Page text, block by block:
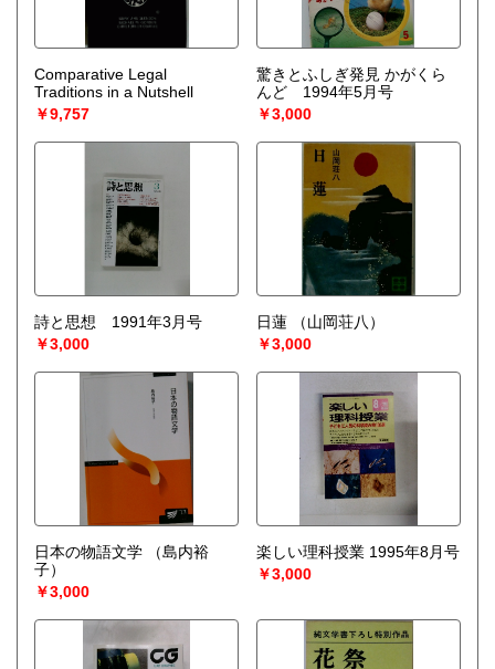
Comparative Legal
Traditions in a Nutshell
￥9,757
驚きとふしぎ発見 かがくら
んど 1994年5月号
￥3,000
詩と思想 1991年3月号
￥3,000
日蓮
（山岡荘八）
￥3,000
日本の物語文学
（島内裕
子）
￥3,000
楽しい理科授業 1995年8月号
￥3,000